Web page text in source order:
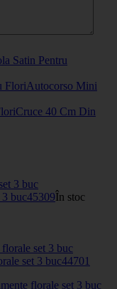
Satin Pentru
Autocorso Mini
Cruce 40 Cm Din
buc45309În stoc
set 3 buc44701